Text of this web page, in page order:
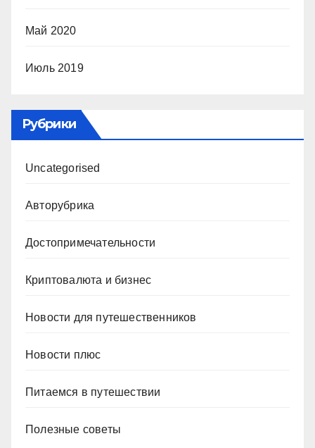
Май 2020
Июль 2019
Рубрики
Uncategorised
Авторубрика
Достопримечательности
Криптовалюта и бизнес
Новости для путешественников
Новости плюс
Питаемся в путешествии
Полезные советы